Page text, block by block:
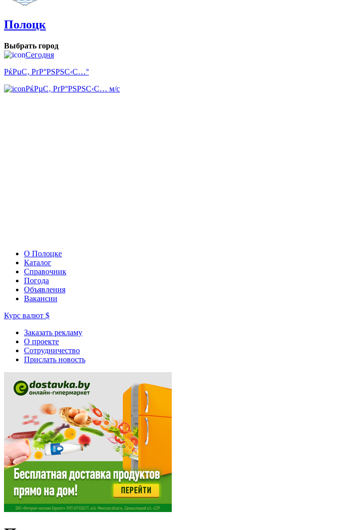
Полоцк
Выбрать город
Сегодня
РќРµС‚ РґР°РЅРЅС‹С…°
РќРµС‚ РґР°РЅРЅС‹С… м/с
О Полоцке
Каталог
Справочник
Погода
Объявления
Вакансии
Курс валют $
Заказать рекламу
О проекте
Сотрудничество
Прислать новость